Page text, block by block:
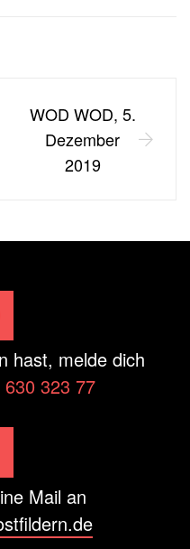
WOD WOD, 5.
Dezember
2019
hast, melde dich
323 77
Mail an